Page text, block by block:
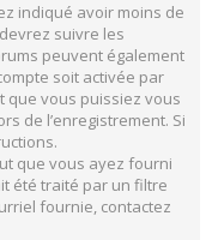
indiqué avoir moins de
suivre les
peuvent également
soit activée par
que vous puissiez vous
de l’enregistrement. Si
que vous ayez fourni
été traité par un filtre
fournie, contactez